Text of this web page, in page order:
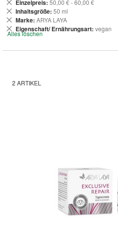
2 ARTIKEL
Einzelpreis 50,00 € - 60,00 €
entfernen
Inhaltsgröße 50 ml
Dies
entfernen
Marke ARYA LAYA
Dies
entfernen
Eigenschaft/ Ernährungsart vegan
Dies
entfernen
Alles löschen